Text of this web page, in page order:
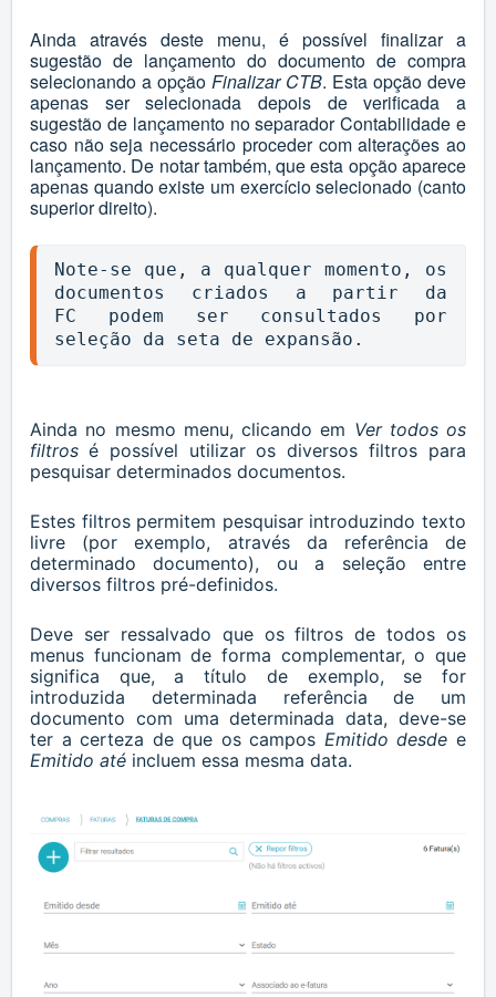
Ainda através deste menu, é possível finalizar a
sugestão de lançamento do documento de compra
selecionando a opção Finalizar CTB. Esta opção deve
apenas ser selecionada depois de verificada a
sugestão de lançamento no separador Contabilidade e
caso não seja necessário proceder com alterações ao
lançamento. De notar também, que esta opção aparece
apenas quando existe um exercício selecionado (canto
superior direito).
Note-se que, a qualquer momento, os
documentos criados a partir da
FC podem ser consultados por
seleção da seta de expansão.
Ainda no mesmo menu, clicando em Ver todos os
filtros é possível utilizar os diversos filtros para
pesquisar determinados documentos.
Estes filtros permitem pesquisar introduzindo texto
livre (por exemplo, através da referência de
determinado documento), ou a seleção entre
diversos filtros pré-definidos.
Deve ser ressalvado que os filtros de todos os
menus funcionam de forma complementar, o que
significa que, a título de exemplo, se for
introduzida determinada referência de um
documento com uma determinada data, deve-se
ter a certeza de que os campos Emitido desde e
Emitido até incluem essa mesma data.